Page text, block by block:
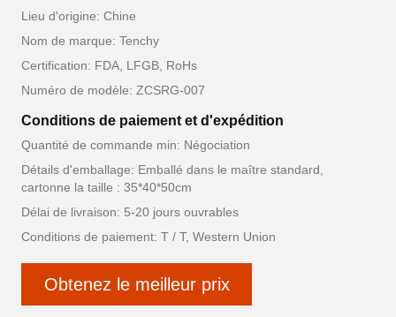
Lieu d'origine: Chine
Nom de marque: Tenchy
Certification: FDA, LFGB, RoHs
Numéro de modèle: ZCSRG-007
Conditions de paiement et d'expédition
Quantité de commande min: Négociation
Détails d'emballage: Emballé dans le maître standard,
cartonne la taille : 35*40*50cm
Délai de livraison: 5-20 jours ouvrables
Conditions de paiement: T / T, Western Union
Obtenez le meilleur prix